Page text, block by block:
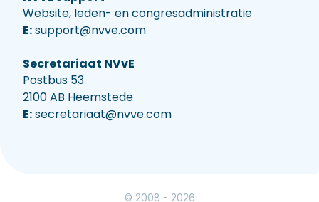
Website, leden- en congresadministratie
E:support@nvve.com
Secretariaat NVvE
Postbus 53
2100 AB Heemstede
E:secretariaat@nvve.com
© 2008 - 2026